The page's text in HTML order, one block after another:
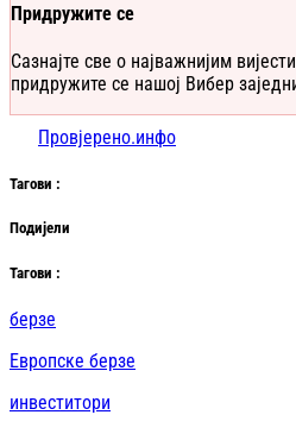
Придружите се
Сазнајте све о најважнијим
придружите се нашој Вибер
Провјерено.инфо
Тагови :
Подијели
Тагови :
берзе
Европске берзе
инвеститори